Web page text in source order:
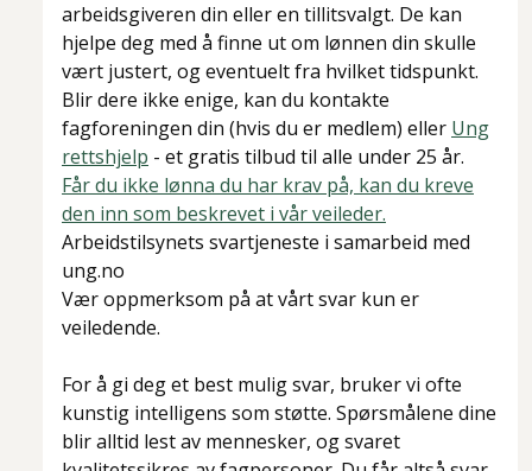
arbeidsgiveren din eller en tillitsvalgt. De kan
hjelpe deg med å finne ut om lønnen din skulle
vært justert, og eventuelt fra hvilket tidspunkt.
Blir dere ikke enige, kan du kontakte
fagforeningen din (hvis du er medlem) eller Ung
rettshjelp - et gratis tilbud til alle under 25 år.
Får du ikke lønna du har krav på, kan du kreve
den inn som beskrevet i vår veileder.
Arbeidstilsynets svartjeneste i samarbeid med
ung.no
Vær oppmerksom på at vårt svar kun er
veiledende.
For å gi deg et best mulig svar, bruker vi ofte
kunstig intelligens som støtte. Spørsmålene dine
blir alltid lest av mennesker, og svaret